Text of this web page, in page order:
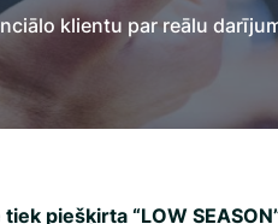
Pārdošana un klientu
Digitālās prasmes
klientu par reālu
piešķirta “LOW